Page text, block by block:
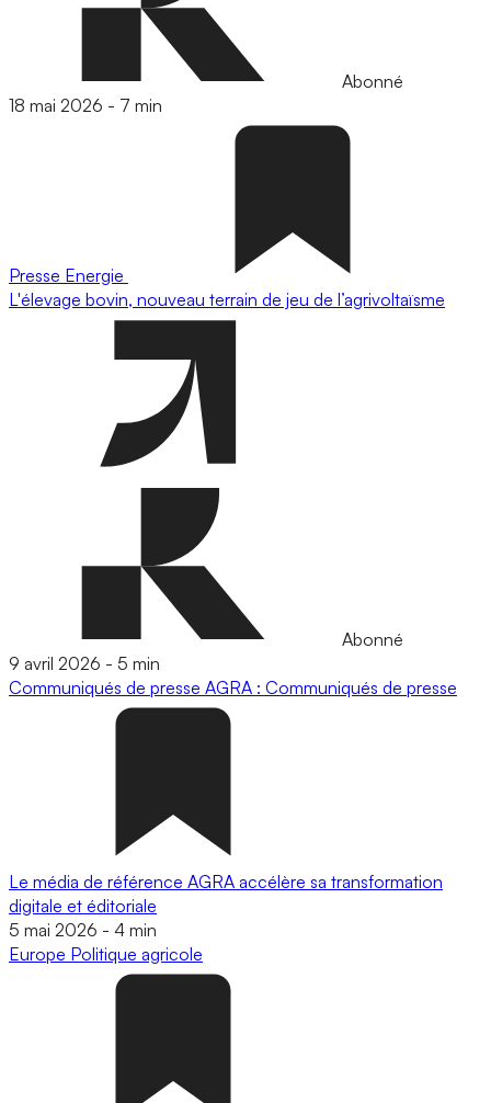
Abonné
18 mai 2026 - 7 min
Presse Energie
L'élevage bovin, nouveau terrain de jeu de l’agrivoltaïsme
Abonné
9 avril 2026 - 5 min
Communiqués de presse AGRA : Communiqués de presse
Le média de référence AGRA accélère sa transformation
digitale et éditoriale
5 mai 2026 - 4 min
Europe Politique agricole